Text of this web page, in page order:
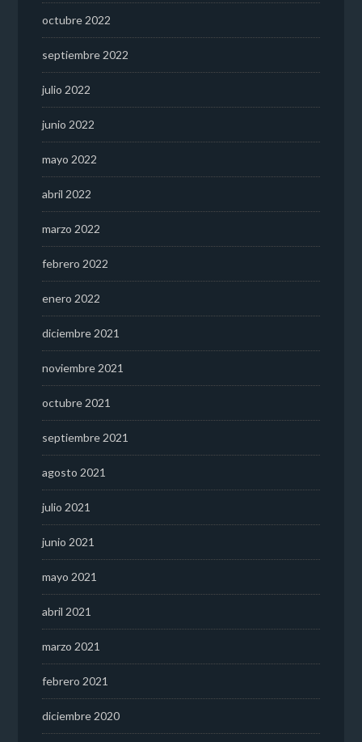
octubre 2022
septiembre 2022
julio 2022
junio 2022
mayo 2022
abril 2022
marzo 2022
febrero 2022
enero 2022
diciembre 2021
noviembre 2021
octubre 2021
septiembre 2021
agosto 2021
julio 2021
junio 2021
mayo 2021
abril 2021
marzo 2021
febrero 2021
diciembre 2020